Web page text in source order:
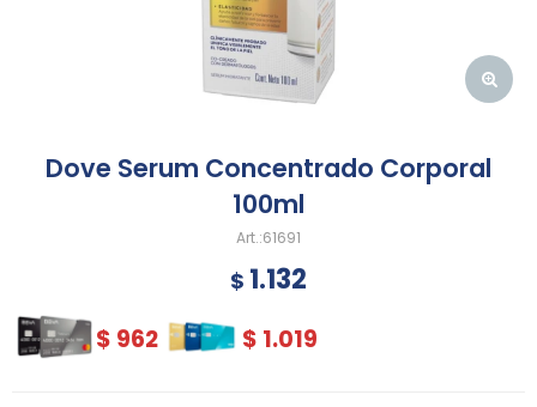
Dove Serum Concentrado Corporal
100ml
61691
$ 1.132
$ 962 $ 1.019